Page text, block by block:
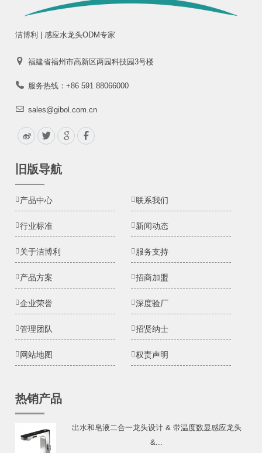
洁博利 | 感应水龙头ODM专家
福建省福州市高新区两园科技园3号楼
服务热线：+86 591 88066000
sales@gibol.com.cn
旧版导航
产品中心 联系我们
行业标准 新闻动态
关于洁博利 服务支持
产品方案 招商加盟
企业荣誉 深度验厂
管理团队 招贤纳士
网站地图 权责声明
热销产品
出水和皂液二合一龙头设计 & 带温度数显感应龙头
&...